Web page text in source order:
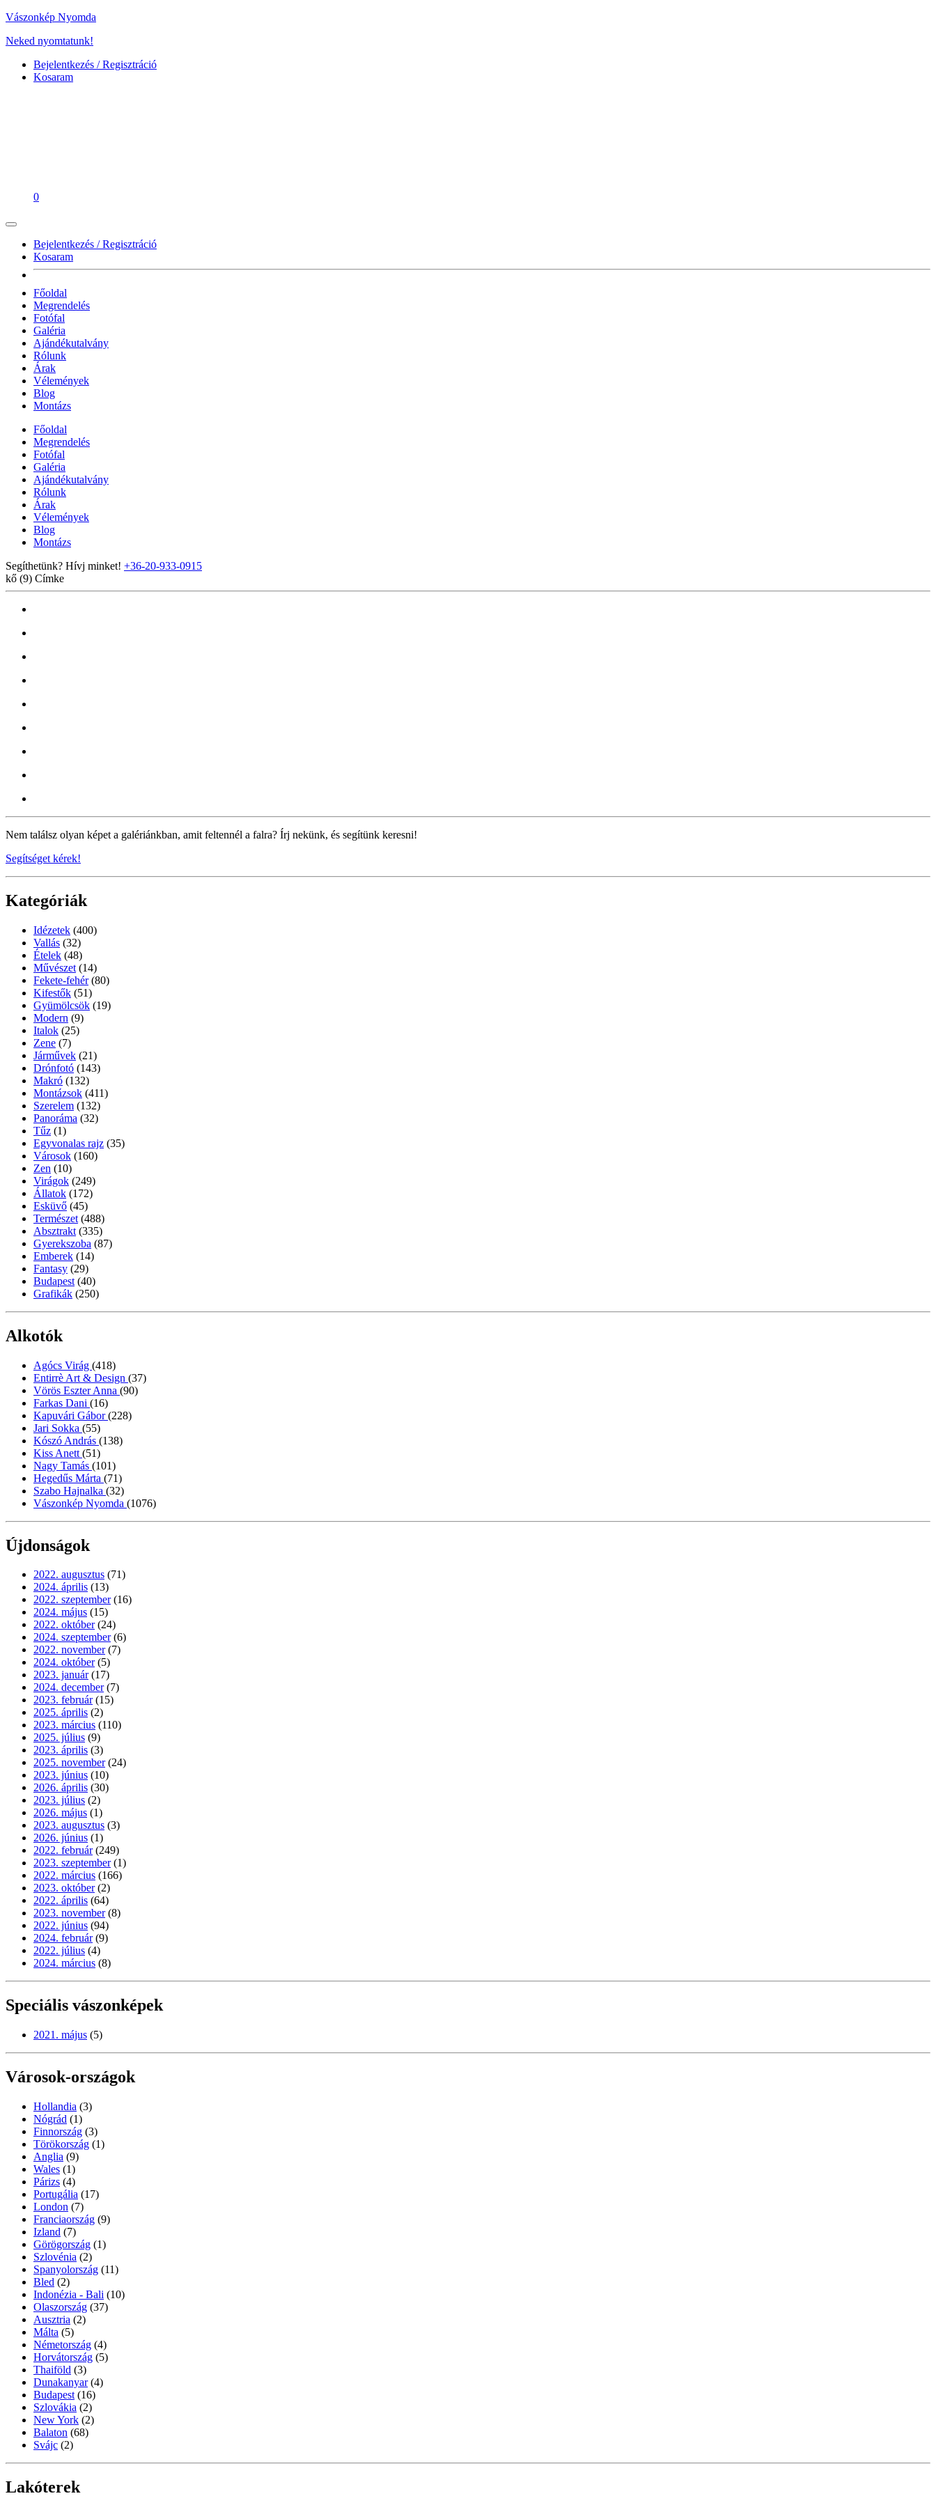
Vászonkép Nyomda
Neked nyomtatunk!
Bejelentkezés / Regisztráció
Kosaram
0
Bejelentkezés / Regisztráció
Kosaram
Főoldal
Megrendelés
Fotófal
Galéria
Ajándékutalvány
Rólunk
Árak
Vélemények
Blog
Montázs
Főoldal
Megrendelés
Fotófal
Galéria
Ajándékutalvány
Rólunk
Árak
Vélemények
Blog
Montázs
Segíthetünk? Hívj minket! +36-20-933-0915
kő (9) Címke
Nem találsz olyan képet a galériánkban, amit feltennél a falra? Írj nekünk, és segítünk keresni!
Segítséget kérek!
Kategóriák
Idézetek (400)
Vallás (32)
Ételek (48)
Művészet (14)
Fekete-fehér (80)
Kifestők (51)
Gyümölcsök (19)
Modern (9)
Italok (25)
Zene (7)
Járművek (21)
Drónfotó (143)
Makró (132)
Montázsok (411)
Szerelem (132)
Panoráma (32)
Tűz (1)
Egyvonalas rajz (35)
Városok (160)
Zen (10)
Virágok (249)
Állatok (172)
Esküvő (45)
Természet (488)
Absztrakt (335)
Gyerekszoba (87)
Emberek (14)
Fantasy (29)
Budapest (40)
Grafikák (250)
Alkotók
Agócs Virág (418)
Entirrè Art & Design (37)
Vörös Eszter Anna (90)
Farkas Dani (16)
Kapuvári Gábor(228)
Jari Sokka (55)
Kószó András (138)
Kiss Anett (51)
Nagy Tamás (101)
Hegedűs Márta (71)
Szabo Hajnalka (32)
Vászonkép Nyomda (1076)
Újdonságok
2022. augusztus (71)
2024. április (13)
2022. szeptember (16)
2024. május (15)
2022. október (24)
2024. szeptember (6)
2022. november (7)
2024. október (5)
2023. január (17)
2024. december (7)
2023. február (15)
2025. április (2)
2023. március (110)
2025. július (9)
2023. április (3)
2025. november (24)
2023. június (10)
2026. április (30)
2023. július (2)
2026. május (1)
2023. augusztus (3)
2026. június (1)
2022. február (249)
2023. szeptember (1)
2022. március (166)
2023. október (2)
2022. április (64)
2023. november (8)
2022. június (94)
2024. február (9)
2022. július (4)
2024. március (8)
Speciális vászonképek
2021. május (5)
Városok-országok
Hollandia (3)
Nógrád (1)
Finnország (3)
Törökország (1)
Anglia (9)
Wales (1)
Párizs (4)
Portugália (17)
London (7)
Franciaország (9)
Izland (7)
Görögország (1)
Szlovénia (2)
Spanyolország (11)
Bled (2)
Indonézia - Bali (10)
Olaszország (37)
Ausztria (2)
Málta (5)
Németország (4)
Horvátország (5)
Thaiföld (3)
Dunakanyar (4)
Budapest (16)
Szlovákia (2)
New York (2)
Balaton (68)
Svájc (2)
Lakóterek